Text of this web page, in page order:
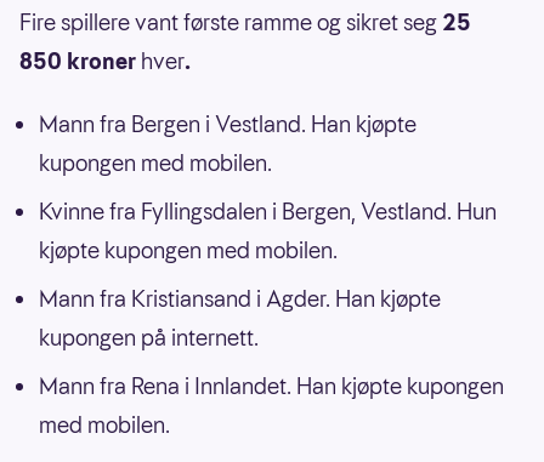
Fire spillere vant første ramme og sikret seg 25
850 kroner hver.
Mann fra Bergen i Vestland. Han kjøpte
kupongen med mobilen.
Kvinne fra Fyllingsdalen i Bergen, Vestland. Hun
kjøpte kupongen med mobilen.
Mann fra Kristiansand i Agder. Han kjøpte
kupongen på internett.
Mann fra Rena i Innlandet. Han kjøpte kupongen
med mobilen.